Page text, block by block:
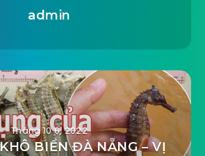
admin
Tháng 10 6, 2022
BIỂN ĐÀ NẴNG – VỊ